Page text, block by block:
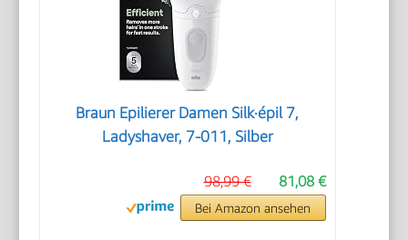
Braun Epilierer Damen Silk·épil 7,
Ladyshaver, 7-011, Silber
81,08 €
98,99 €
Bei Amazon ansehen